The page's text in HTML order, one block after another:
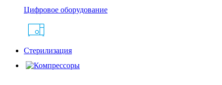
Цифровое оборудование
Стерилизация